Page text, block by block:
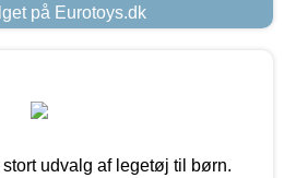
på Eurotoys.dk
udvalg af legetøj til børn.